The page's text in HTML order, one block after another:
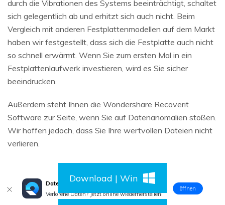
durch die Vibrationen des Systems beeinträchtigt, schaltet
sich gelegentlich ab und erhitzt sich auch nicht. Beim
Vergleich mit anderen Festplattenmodellen auf dem Markt
haben wir festgestellt, dass sich die Festplatte auch nicht
so schnell erwärmt. Wenn Sie zum ersten Mal in ein
Festplattenlaufwerk investieren, wird es Sie sicher
beeindrucken.
Außerdem steht Ihnen die Wondershare Recoverit
Software zur Seite, wenn Sie auf Datenanomalien stoßen.
Wir hoffen jedoch, dass Sie Ihre wertvollen Dateien nicht
verlieren.
Download | Win
Daten online wiederherstellen
Verlorene Daten? Jetzt online wiederherstellen!
öffnen